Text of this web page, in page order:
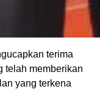
terima
telah memberikan
yang terkena